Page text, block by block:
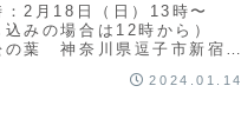
2月18日（日）13時〜
みの場合は12時から）
葉 神奈川県逗子市新宿3
2024.01.14